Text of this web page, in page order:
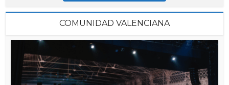
COMUNIDAD VALENCIANA